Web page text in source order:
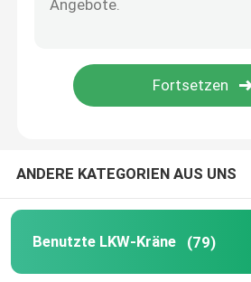
Dieselminibagger
ANDERE KATEGORIEN AUS UNS
Benutzte LKW-Kräne (79)